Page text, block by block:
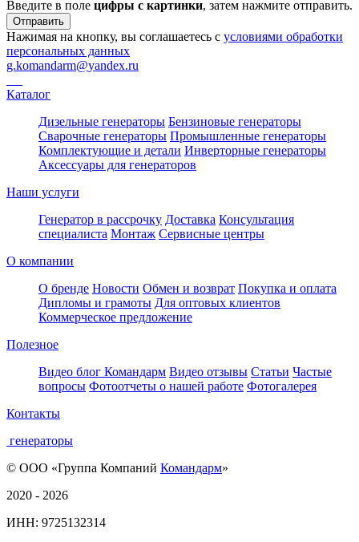
Введите в поле цифры c картинки, затем нажмите отправить.
Отправить
Нажимая на кнопку, вы соглашаетесь с условиями обработки
персональных данных
g.komandarm@yandex.ru
Каталог
Дизельные генераторы Бензиновые генераторы
Сварочные генераторы Промышленные генераторы
Комплектующие и детали Инверторные генераторы
Аксессуары для генераторов
Наши услуги
Генератор в рассрочку Доставка Консультация
специалиста Монтаж Сервисные центры
О компании
О бренде Новости Обмен и возврат Покупка и оплата
Дипломы и грамоты Для оптовых клиентов
Коммерческое предложение
Полезное
Видео блог Командарм Видео отзывы Статьи Частые
вопросы Фотоотчеты о нашей работе Фотогалерея
Контакты
генераторы
© ООО «Группа Компаний Командарм»
2020 - 2026
ИНН: 9725132314